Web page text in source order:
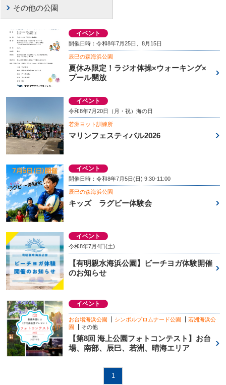
その他の公園
イベント
開催日時：令和8年7月25日、8月15日
辰巳の森海浜公園
夏休み限定！ラジオ体操×ウォーキング×
プール開放
イベント
令和8年7月20日（月・祝）海の日
若洲ヨット訓練所
マリンフェスティバル2026
イベント
開催日時：令和8年7月5日(日) 9:30-11:00
辰巳の森海浜公園
キッズ ラグビー体験会
イベント
令和8年7月4日(土)
【有明親水海浜公園】ビーチヨガ体験開催
のお知らせ
イベント
お台場海浜公園 シンボルプロムナード公園
若洲海浜公
園
その他
【第8回 海上公園フォトコンテスト】お台
場、南部、辰巳、若洲、晴海エリア
1